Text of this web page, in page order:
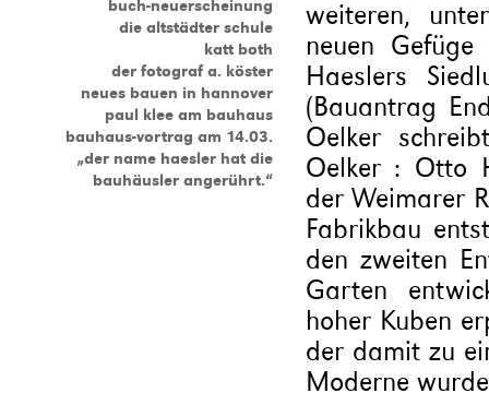
buch-neuerscheinung
die altstädter schule
katt both
der fotograf a. köster
neues bauen in hannover
paul klee am bauhaus
bauhaus-vortrag am 14.03.
„der name haesler hat die
bauhäusler angerührt.“
weiteren,
neuen
Haeslers
(Bauantrag
Oelker
Oelker : Otto
der Weimarer
Fabrikbau
den zweiten
Garten
hoher Kuben
der damit zu
Moderne